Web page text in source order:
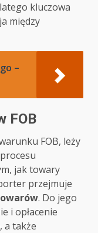
kluczowa
między
–
FOB
FOB, leży
jak towary
przejmuje
. Do jego
i opłacenie
, a także